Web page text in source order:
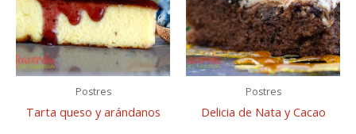
Postres
Tarta queso y arándanos
Postres
Delicia de Nata y Cacao